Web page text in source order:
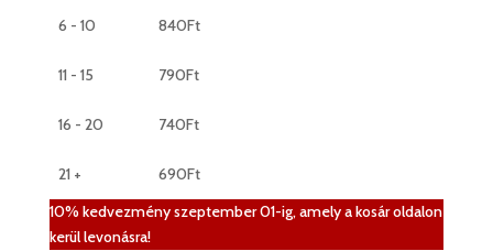
6 - 10 840Ft
11 - 15 790Ft
16 - 20 740Ft
21 + 690Ft
10% kedvezmény szeptember 01-ig, amely a kosár oldalon
kerül levonásra!